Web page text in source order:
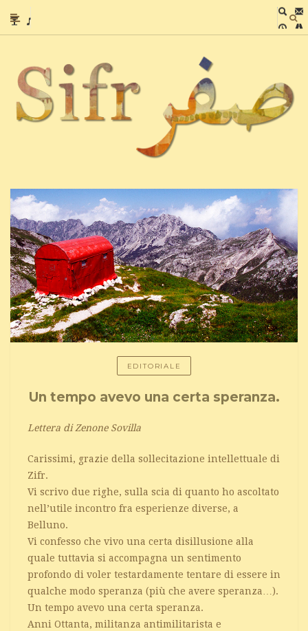
EDITORIALE
Un tempo avevo una certa speranza.
Lettera di Zenone Sovilla
Carissimi, grazie della sollecitazione intellettuale di
Zifr.
Vi scrivo due righe, sulla scia di quanto ho ascoltato
nell’utile incontro fra esperienze diverse, a
Belluno.
Vi confesso che vivo una certa disillusione alla
quale tuttavia si accompagna un sentimento
profondo di voler testardamente tentare di essere in
qualche modo speranza (più che avere speranza…).
Un tempo avevo una certa speranza.
Anni Ottanta, militanza antimilitarista e